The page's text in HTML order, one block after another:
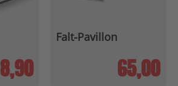
8,90
Falt-Pavillon
65,00